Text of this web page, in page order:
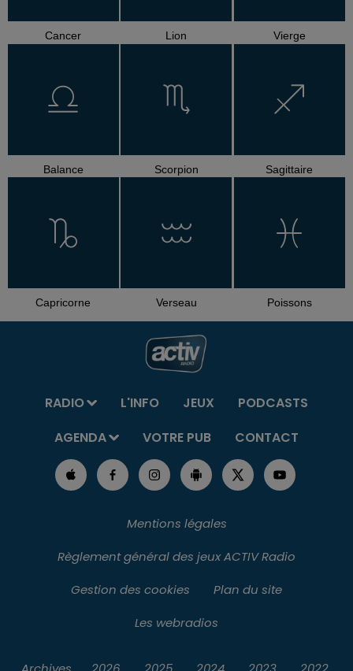
Cancer Lion Vierge
Balance Scorpion Sagittaire
Capricorne Verseau Poissons
RADIO L'INFO JEUX
PODCASTS
AGENDA
VOTRE PUB CONTACT
Mentions légales
Règlement général des jeux ACTIV Radio
Gestion des cookies
Plan du site
Les webradios